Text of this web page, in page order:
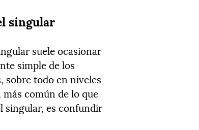
singular
suele ocasionar
simple de los
sobre todo en niveles
común de lo que
singular, es confundir